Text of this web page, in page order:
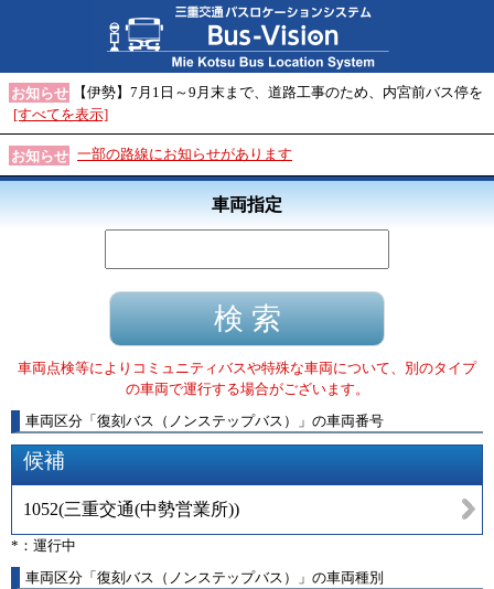
お知らせ
【伊勢】7月1日～9月末まで、道路工事のため、内宮前バス停を
[すべてを表示]
お知らせ 一部の路線にお知らせがあります
車両指定
車両点検等によりコミュニティバスや特殊な車両について、別のタイプ
の車両で運行する場合がございます。
車両区分 「 復刻バス（ノンステップバス） 」 の車両番号
候補
1052(三重交通(中勢営業所))
*：運行中
車両区分「復刻バス（ノンステップバス）」の車両種別